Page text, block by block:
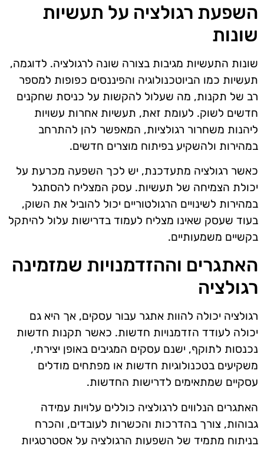
השפעת רגולציה על תעשיות
שונות
שונות התעשיות מגיבות בצורה שונה לרגולציה. לדוגמה,
תעשיות כמו הביוטכנולוגיה והפיננסים כפופות למספר
רב של תקנות, מה שעלול להקשות על כניסת שחקנים
חדשים לשוק. לעומת זאת, תעשיות אחרות עשויות
ליהנות משחרור רגולציות, המאפשר להן להתרחב
במהירות ולהשקיע בפיתוח מוצרים חדשים.
כאשר רגולציה מתעדכנת, יש לכך השפעה מכרעת על
יכולת הצמיחה של תעשיות. עסק המצליח להסתגל
במהירות לשינויים הרגולטוריים יכול להוביל את השוק,
בעוד שעסק שאינו מצליח לעמוד בדרישות עלול להיתקל
בקשיים משמעותיים.
האתגרים וההזדמנויות שמזמינה
רגולציה
רגולציה יכולה להוות אתגר עבור עסקים, אך היא גם
יכולה לעודד הזדמנויות חדשות. כאשר תקנות חדשות
נכנסות לתוקף, ישנם עסקים המגיבים באופן יצירתי,
משקיעים בטכנולוגיות חדשות או מפתחים מודלים
עסקיים שמתאימים לדרישות החדשות.
האתגרים הנלווים לרגולציה כוללים עלויות עמידה
גבוהות, צורך בהדרכות והכשרות לעובדים, והכרח
בניתוח מתמיד של השפעות הרגולציה על אסטרטגיות